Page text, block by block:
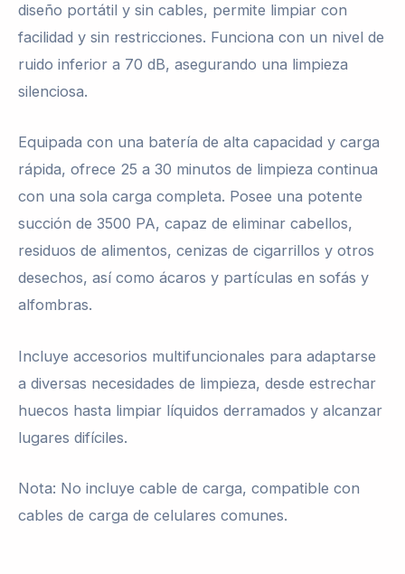
diseño portátil y sin cables, permite limpiar con
facilidad y sin restricciones. Funciona con un nivel de
ruido inferior a 70 dB, asegurando una limpieza
silenciosa.
Equipada con una batería de alta capacidad y carga
rápida, ofrece 25 a 30 minutos de limpieza continua
con una sola carga completa. Posee una potente
succión de 3500 PA, capaz de eliminar cabellos,
residuos de alimentos, cenizas de cigarrillos y otros
desechos, así como ácaros y partículas en sofás y
alfombras.
Incluye accesorios multifuncionales para adaptarse
a diversas necesidades de limpieza, desde estrechar
huecos hasta limpiar líquidos derramados y alcanzar
lugares difíciles.
Nota: No incluye cable de carga, compatible con
cables de carga de celulares comunes.